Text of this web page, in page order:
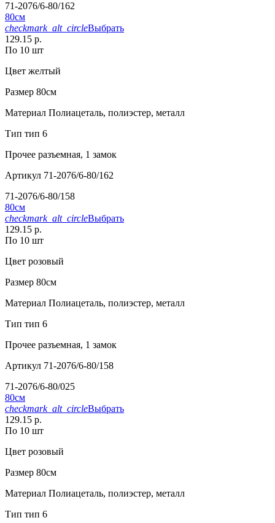
71-2076/6-80/162
80см
checkmark_alt_circleВыбрать
129.15 р.
По 10 шт
Цвет желтый
Размер 80см
Материал Полиацеталь, полиэстер, металл
Тип тип 6
Прочее разъемная, 1 замок
Артикул 71-2076/6-80/162
71-2076/6-80/158
80см
checkmark_alt_circleВыбрать
129.15 р.
По 10 шт
Цвет розовый
Размер 80см
Материал Полиацеталь, полиэстер, металл
Тип тип 6
Прочее разъемная, 1 замок
Артикул 71-2076/6-80/158
71-2076/6-80/025
80см
checkmark_alt_circleВыбрать
129.15 р.
По 10 шт
Цвет розовый
Размер 80см
Материал Полиацеталь, полиэстер, металл
Тип тип 6